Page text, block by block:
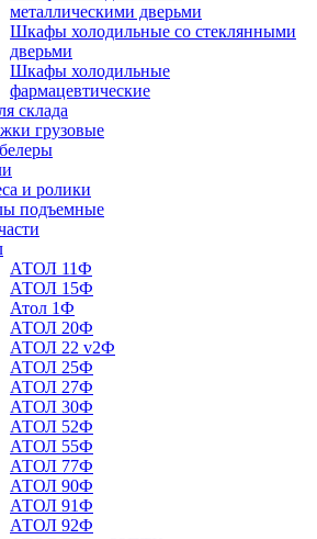
металлическими дверьми
Шкафы холодильные со стеклянными
дверьми
Шкафы холодильные
фармацевтические
склада
грузовые
и ролики
подъемные
АТОЛ 11Ф
АТОЛ 15Ф
Атол 1Ф
АТОЛ 20Ф
АТОЛ 22 v2Ф
АТОЛ 25Ф
АТОЛ 27Ф
АТОЛ 30Ф
АТОЛ 52Ф
АТОЛ 55Ф
АТОЛ 77Ф
АТОЛ 90Ф
АТОЛ 91Ф
АТОЛ 92Ф